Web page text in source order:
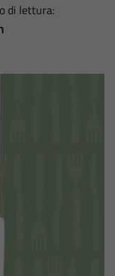
di lettura: